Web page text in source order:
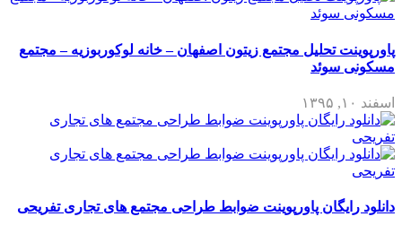
پاورپوینت تحلیل مجتمع زیتون اصفهان – خانه لوکوربوزیه – مجتمع
مسکونی سوئد
اسفند ۱۰, ۱۳۹۵
دانلود رایگان پاورپوینت ضوابط طراحی مجتمع های تجاری تفریحی